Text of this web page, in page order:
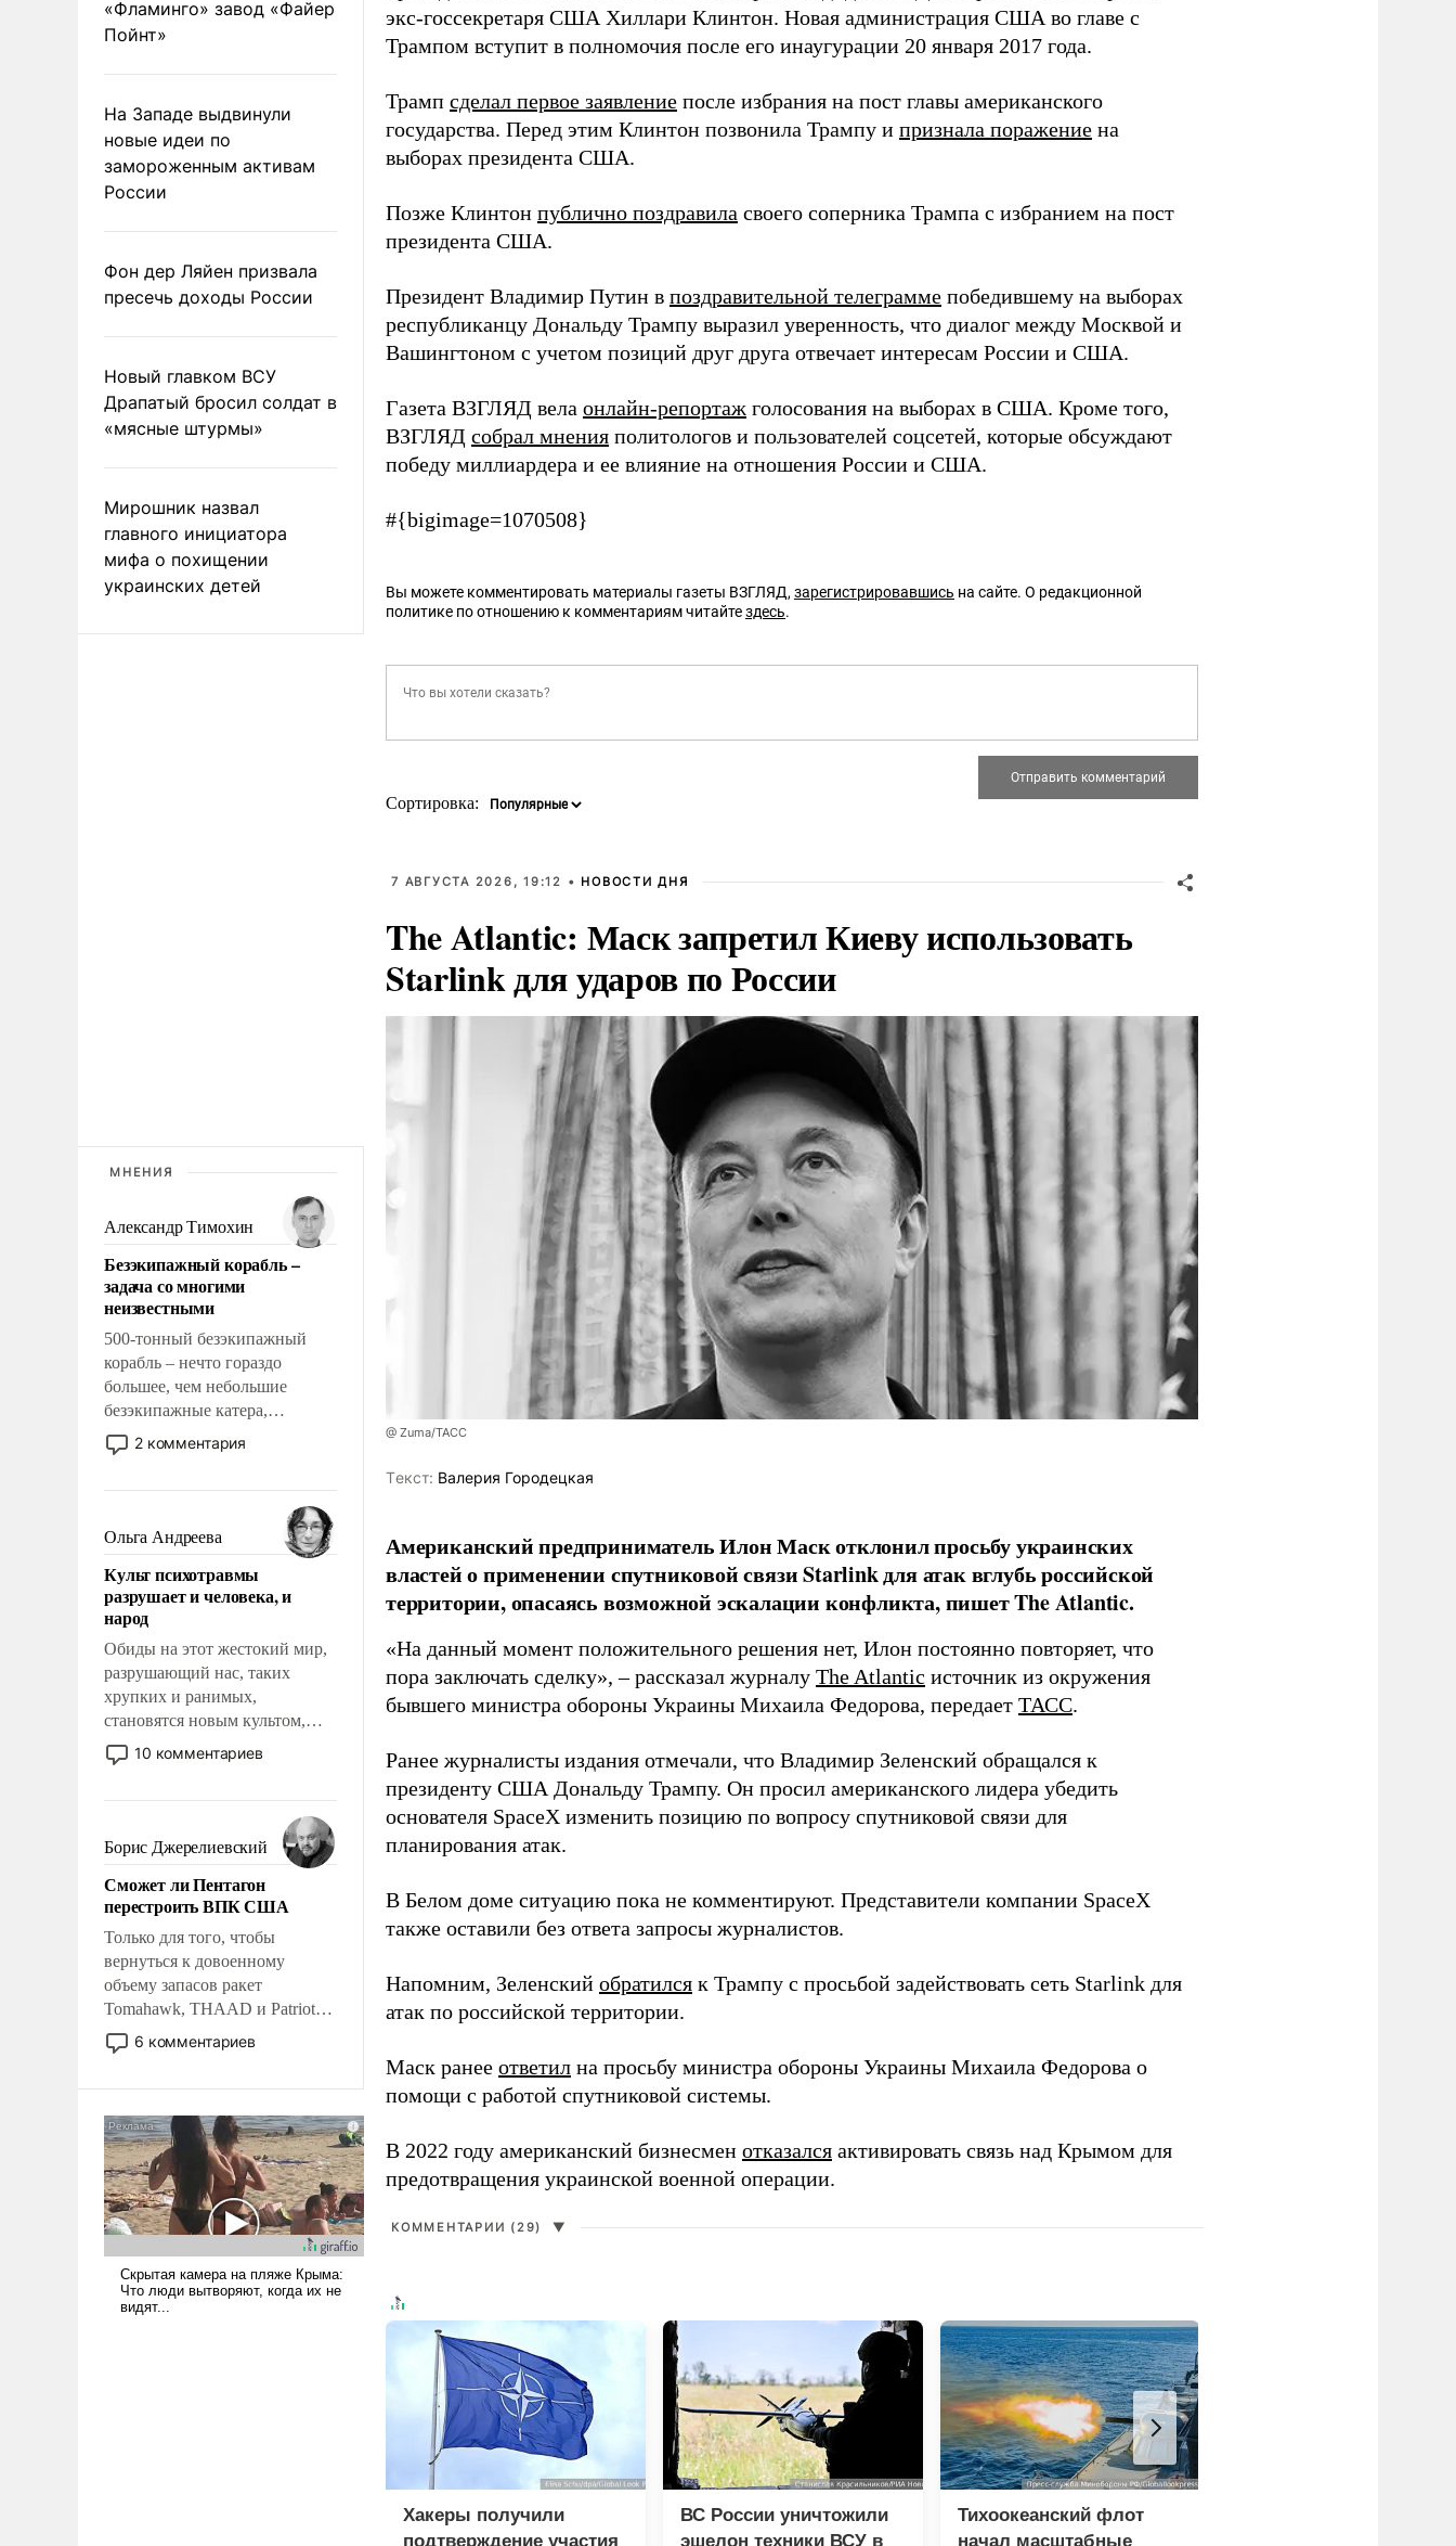
«Фламинго» завод «Файер
Пойнт»
На Западе выдвинули
новые идеи по
замороженным активам
России
Фон дер Ляйен призвала
пресечь доходы России
Новый главком ВСУ
Драпатый бросил солдат в
«мясные штурмы»
Мирошник назвал
главного инициатора
мифа о похищении
украинских детей
МНЕНИЯ
Александр Тимохин
Безэкипажный корабль –
задача со многими
неизвестными
500-тонный безэкипажный
корабль – нечто гораздо
большее, чем небольшие
безэкипажные катера,
применение которых уже
стало обыденностью. Задача по
сложна и амбициозна. Однако
и ее реализация радикально
поднимет наши боевые
возможности.
2 комментария
Ольга Андреева
Культ психотравмы
разрушает и человека, и
народ
Обиды на этот жестокий мир,
разрушающий нас, таких
хрупких и ранимых,
становятся новым культом,
постепенно вытесняя и
отменяя традиционное
мужественным и твердым под
ударами судьбы, брать на себя
ответственность, помогать
слабым, идти вперед и
адаптироваться.
10 комментариев
Борис Джерелиевский
Сможет ли Пентагон
перестроить ВПК США
Только для того, чтобы
вернуться к довоенному
объему запасов ракет
Tomahawk, THAAD и Patriot
США потребуется более трех
лет. Даже небольшая война с
Сложившаяся ситуация
означает многолетний период
уязвимости США, например,
перед Китаем.
6 комментариев
экс-госсекретаря США Хиллари Клинтон. Новая администрация США во главе с
Трампом вступит в полномочия после его инаугурации 20 января 2017 года.
Трамп сделал первое заявление после избрания на пост главы американского
государства. Перед этим Клинтон позвонила Трампу и признала поражение на
выборах президента США.
Позже Клинтон публично поздравила своего соперника Трампа с избранием на пост
президента США.
Президент Владимир Путин в поздравительной телеграмме победившему на выборах
республиканцу Дональду Трампу выразил уверенность, что диалог между Москвой и
Вашингтоном с учетом позиций друг друга отвечает интересам России и США.
Газета ВЗГЛЯД вела онлайн-репортаж голосования на выборах в США. Кроме того,
ВЗГЛЯД собрал мнения политологов и пользователей соцсетей, которые обсуждают
победу миллиардера и ее влияние на отношения России и США.
#{bigimage=1070508}
Вы можете комментировать материалы газеты ВЗГЛЯД, зарегистрировавшись на сайте. О редакционной
политике по отношению к комментариям читайтездесь.
Сортировка:
7 АВГУСТА 2026, 19:12 • НОВОСТИ ДНЯ
The Atlantic: Маск запретил Киеву использовать
Starlink для ударов по России
@ Zuma/ТАСС
Tекст: Валерия Городецкая
Американский предприниматель Илон Маск отклонил просьбу украинских
властей о применении спутниковой связи Starlink для атак вглубь российской
территории, опасаясь возможной эскалации конфликта, пишет The Atlantic.
«На данный момент положительного решения нет, Илон постоянно повторяет, что
пора заключать сделку», – рассказал журналу The Atlantic источник из окружения
бывшего министра обороны Украины Михаила Федорова, передает ТАСС.
Ранее журналисты издания отмечали, что Владимир Зеленский обращался к
президенту США Дональду Трампу. Он просил американского лидера убедить
основателя SpaceX изменить позицию по вопросу спутниковой связи для
планирования атак.
В Белом доме ситуацию пока не комментируют. Представители компании SpaceX
также оставили без ответа запросы журналистов.
Напомним, Зеленский обратился к Трампу с просьбой задействовать сеть Starlink для
атак по российской территории.
Маск ранее ответил на просьбу министра обороны Украины Михаила Федорова о
помощи с работой спутниковой системы.
В 2022 году американский бизнесмен отказался активировать связь над Крымом для
предотвращения украинской военной операции.
КОММЕНТАРИИ (29) ▼
Хакеры получили
подтверждение участия
ВС России уничтожили
эшелон техники ВСУ в
Тихоокеанский флот
начал масштабные